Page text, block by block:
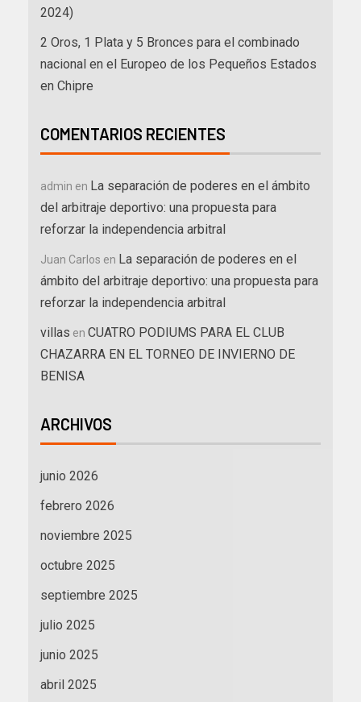
2024)
2 Oros, 1 Plata y 5 Bronces para el combinado
nacional en el Europeo de los Pequeños Estados
en Chipre
COMENTARIOS RECIENTES
admin en La separación de poderes en el ámbito
del arbitraje deportivo: una propuesta para
reforzar la independencia arbitral
Juan Carlos en La separación de poderes en el
ámbito del arbitraje deportivo: una propuesta para
reforzar la independencia arbitral
villas en CUATRO PODIUMS PARA EL CLUB
CHAZARRA EN EL TORNEO DE INVIERNO DE
BENISA
ARCHIVOS
junio 2026
febrero 2026
noviembre 2025
octubre 2025
septiembre 2025
julio 2025
junio 2025
abril 2025